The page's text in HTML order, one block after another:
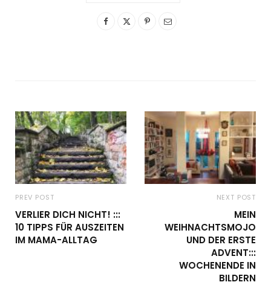
PREV POST
VERLIER DICH NICHT! :::
10 TIPPS FÜR AUSZEITEN
IM MAMA-ALLTAG
NEXT POST
MEIN
WEIHNACHTSMOJO
UND DER ERSTE
ADVENT:::
WOCHENENDE IN
BILDERN